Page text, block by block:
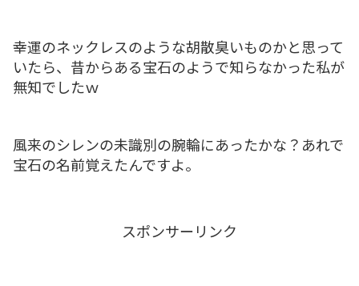
幸運のネックレスのような胡散臭いものかと思って
いたら、昔からある宝石のようで知らなかった私が
無知でしたｗ
風来のシレンの未識別の腕輪にあったかな？あれで
宝石の名前覚えたんですよ。
スポンサーリンク